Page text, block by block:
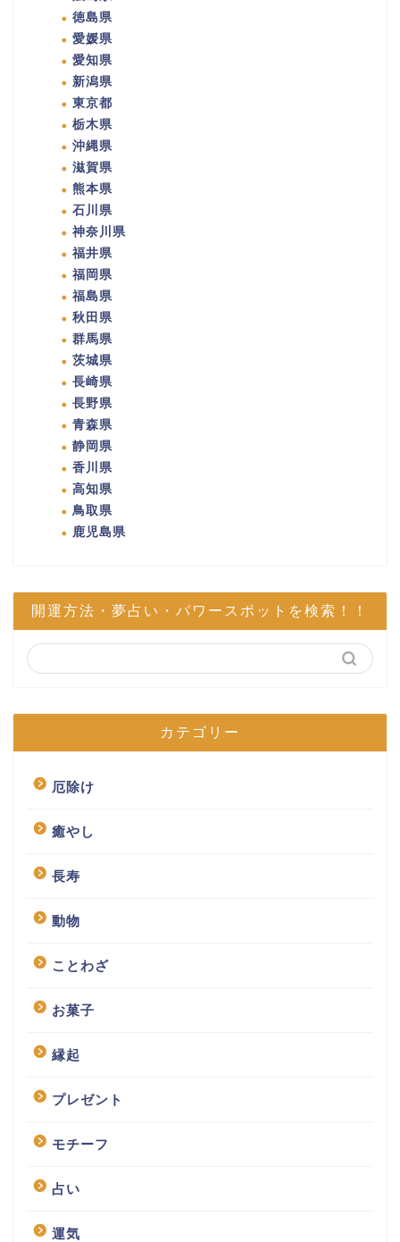
徳島県
愛媛県
愛知県
新潟県
東京都
栃木県
沖縄県
滋賀県
熊本県
石川県
神奈川県
福井県
福岡県
福島県
秋田県
群馬県
茨城県
長崎県
長野県
青森県
静岡県
香川県
高知県
鳥取県
鹿児島県
開運方法・夢占い・パワースポットを検索！！
カテゴリー
厄除け
癒やし
長寿
動物
ことわざ
お菓子
縁起
プレゼント
モチーフ
占い
運気